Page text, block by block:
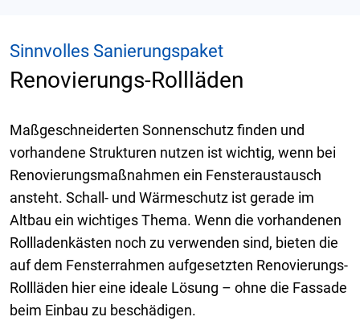
Sinnvolles Sanierungspaket
Renovierungs-Rollläden
Maßgeschneiderten Sonnenschutz finden und
vorhandene Strukturen nutzen ist wichtig, wenn bei
Renovierungsmaßnahmen ein Fensteraustausch
ansteht. Schall- und Wärmeschutz ist gerade im
Altbau ein wichtiges Thema. Wenn die vorhandenen
Rollladenkästen noch zu verwenden sind, bieten die
auf dem Fensterrahmen aufgesetzten Renovierungs-
Rollläden hier eine ideale Lösung – ohne die Fassade
beim Einbau zu beschädigen.